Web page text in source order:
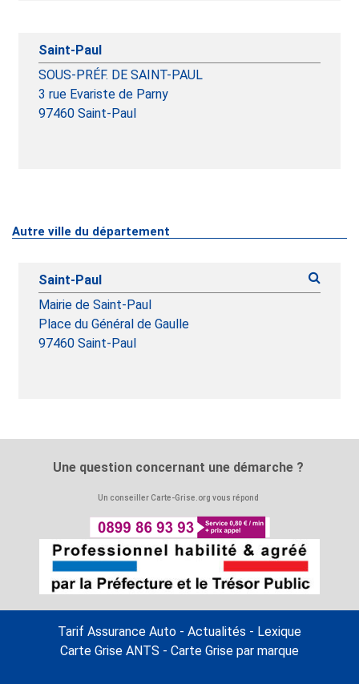
Saint-Paul
SOUS-PRÉF. DE SAINT-PAUL
3 rue Evariste de Parny
97460 Saint-Paul
Autre ville du département
Saint-Paul
Mairie de Saint-Paul
Place du Général de Gaulle
97460 Saint-Paul
Une question concernant une démarche ?
Un conseiller Carte-Grise.org vous répond
Tarif Assurance Auto - Actualités - Lexique
Carte Grise ANTS - Carte Grise par marque